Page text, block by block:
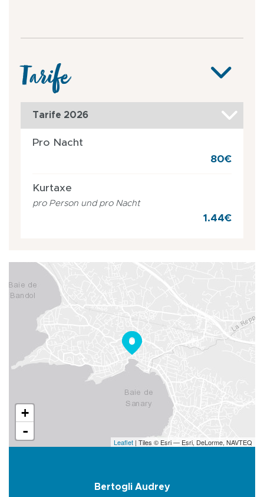
Tarife
Tarife 2026
Pro Nacht
80€
Kurtaxe
pro Person und pro Nacht
1.44€
+
-
Leaflet | Tiles © Esri — Esri, DeLorme, NAVTEQ
Bertogli Audrey